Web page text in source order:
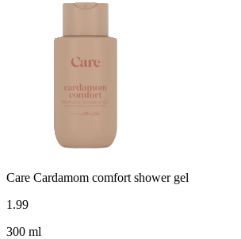
Care Cardamom comfort shower gel
1 .99
300 ml